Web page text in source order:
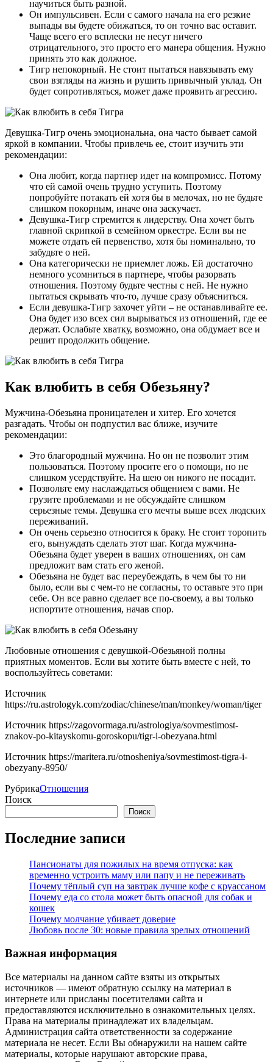
научиться быть разной.
Он импульсивен. Если с самого начала на его резкие
выпады вы будете обижаться, то он точно вас оставит.
Чаще всего его всплески не несут ничего
отрицательного, это просто его манера общения. Нужно
принять это как должное.
Тигр непокорный. Не стоит пытаться навязывать ему
свои взгляды на жизнь и рушить привычный уклад. Он
будет сопротивляться, может даже проявить агрессию.
Девушка-Тигр очень эмоциональна, она часто бывает самой
яркой в компании. Чтобы привлечь ее, стоит изучить эти
рекомендации:
Она любит, когда партнер идет на компромисс. Потому
что ей самой очень трудно уступить. Поэтому
попробуйте потакать ей хотя бы в мелочах, но не будьте
слишком покорным, иначе она заскучает.
Девушка-Тигр стремится к лидерству. Она хочет быть
главной скрипкой в семейном оркестре. Если вы не
можете отдать ей первенство, хотя бы номинально, то
забудьте о ней.
Она категорически не приемлет ложь. Ей достаточно
немного усомниться в партнере, чтобы разорвать
отношения. Поэтому будьте честны с ней. Не нужно
пытаться скрывать что-то, лучше сразу объясниться.
Если девушка-Тигр захочет уйти – не останавливайте ее.
Она будет изо всех сил вырываться из отношений, где ее
держат. Ослабьте хватку, возможно, она обдумает все и
решит продолжить общение.
Как влюбить в себя Обезьяну?
Мужчина-Обезьяна проницателен и хитер. Его хочется
разгадать. Чтобы он подпустил вас ближе, изучите
рекомендации:
Это благородный мужчина. Но он не позволит этим
пользоваться. Поэтому просите его о помощи, но не
слишком усердствуйте. На шею он никого не посадит.
Позвольте ему наслаждаться общением с вами. Не
грузите проблемами и не обсуждайте слишком
серьезные темы. Девушка его мечты выше всех людских
переживаний.
Он очень серьезно относится к браку. Не стоит торопить
его, вынуждать сделать этот шаг. Когда мужчина-
Обезьяна будет уверен в ваших отношениях, он сам
предложит вам стать его женой.
Обезьяна не будет вас переубеждать, в чем бы то ни
было, если вы с чем-то не согласны, то оставьте это при
себе. Он все равно сделает все по-своему, а вы только
испортите отношения, начав спор.
Любовные отношения с девушкой-Обезьяной полны
приятных моментов. Если вы хотите быть вместе с ней, то
воспользуйтесь советами:
Источник
https://ru.astrologyk.com/zodiac/chinese/man/monkey/woman/tiger
Источник https://zagovormaga.ru/astrologiya/sovmestimost-
znakov-po-kitayskomu-goroskopu/tigr-i-obezyana.html
Источник https://maritera.ru/otnosheniya/sovmestimost-tigra-i-
obezyany-8950/
РубрикаОтношения
Поиск
Поиск
Последние записи
Пансионаты для пожилых на время отпуска: как
временно устроить маму или папу и не переживать
Почему тёплый суп на завтрак лучше кофе с круассаном
Почему еда со стола может быть опасной для собак и
кошек
Почему молчание убивает доверие
Любовь после 30: новые правила зрелых отношений
Важная информация
Все материалы на данном сайте взяты из открытых
источников — имеют обратную ссылку на материал в
интернете или присланы посетителями сайта и
предоставляются исключительно в ознакомительных целях.
Права на материалы принадлежат их владельцам.
Администрация сайта ответственности за содержание
материала не несет. Если Вы обнаружили на нашем сайте
материалы, которые нарушают авторские права,